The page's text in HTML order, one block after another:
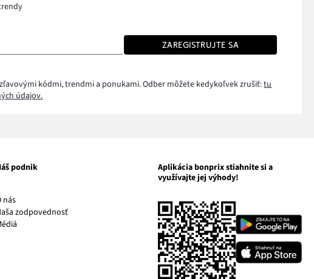
ZAREGISTRUJTE SA
kódmi, trendmi a ponukami. Odber môžete kedykoľvek zrušiť:tu
údajov.
podnik
násOdkaz
sa
otvorí
zodpovednosťOdkaz
Aplikácia bonprix stiahnite si a
využívajte jej výhody!
Odkaz
sa
otvorí
v
novom
Odkaz
sa
otvorí